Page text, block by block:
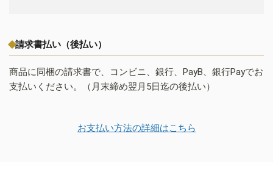
請求書払い（後払い）
商品に同梱の請求書で、コンビニ、銀行、PayB、銀行Payでお
支払いください。（月末締め翌月5日迄の後払い）
お支払い方法の詳細はこちら